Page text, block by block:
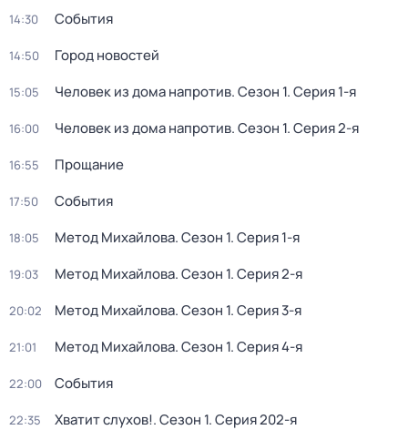
14:30 События
14:50 Город новостей
15:05 Человек из дома напротив. Сезон 1. Серия 1-я
16:00 Человек из дома напротив. Сезон 1. Серия 2-я
16:55 Прощание
17:50 События
18:05 Метод Михайлова. Сезон 1. Серия 1-я
19:03 Метод Михайлова. Сезон 1. Серия 2-я
20:02 Метод Михайлова. Сезон 1. Серия 3-я
21:01 Метод Михайлова. Сезон 1. Серия 4-я
22:00 События
22:35 Хватит слухов!. Сезон 1. Серия 202-я